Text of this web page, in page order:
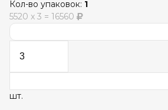
Кол-во упаковок: 1
5520 x 3 = 16560
шт.